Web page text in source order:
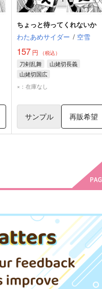
ちょっと待ってくれないか
わたあめサイダー / 空雪
157円 （税込）
刀剣乱舞
山姥切長義
山姥切国広
×：在庫なし
サンプル 再販希望